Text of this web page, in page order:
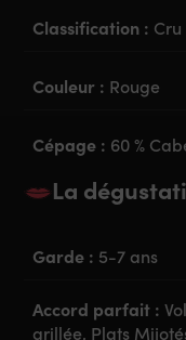
Classification :
Couleur : Rouge
Cépage : 60 %
La
Garde : 5-7 ans
Accord parfait :
grillée, Plats